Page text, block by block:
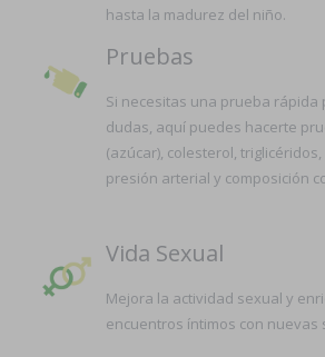
hasta la madurez del niño.
Pruebas
Si necesitas una prueba rápida
dudas, aquí puedes hacerte
(azúcar), colesterol,
presión arterial y composición
Vida Sexual
Mejora la actividad sexual y
encuentros íntimos con nuevas